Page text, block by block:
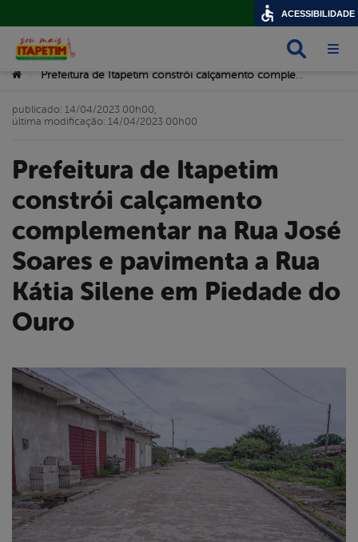
Você está aqui: Prefeitura de Itapetim constrói calçamento complementar na Rua José Soares e pavimenta a Rua Kátia Silene em Piedade do Ouro
Prefeitura de Itapetim
constrói calçamento
complementar na Rua José
Soares e pavimenta a Rua
Kátia Silene em Piedade do
Ouro
publicado: 14/04/2023 00h00,
última modificação: 14/04/2023 00h00
ACESSIBILIDADE